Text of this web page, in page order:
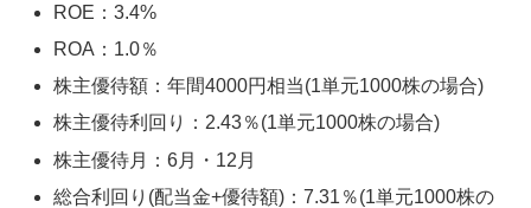
ROE：3.4%
ROA：1.0％
株主優待額：年間4000円相当(1単元1000株の場合)
株主優待利回り：2.43％(1単元1000株の場合)
株主優待月：6月・12月
総合利回り(配当金+優待額)：7.31％(1単元1000株の